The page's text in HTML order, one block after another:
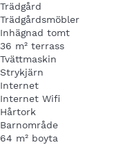
Trädgård
Trädgårdsmöbler
Inhägnad tomt
36 m² terrass
Tvättmaskin
Strykjärn
Internet
Internet Wifi
Hårtork
Barnområde
64 m² boyta